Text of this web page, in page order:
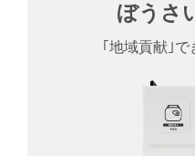
ぼうさ
｢地域貢献｣で